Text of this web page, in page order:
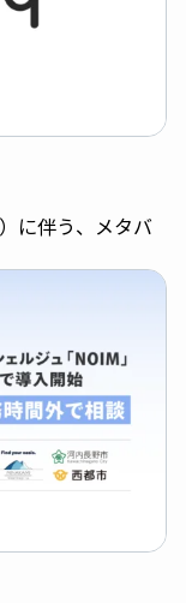
に伴う、メタバ